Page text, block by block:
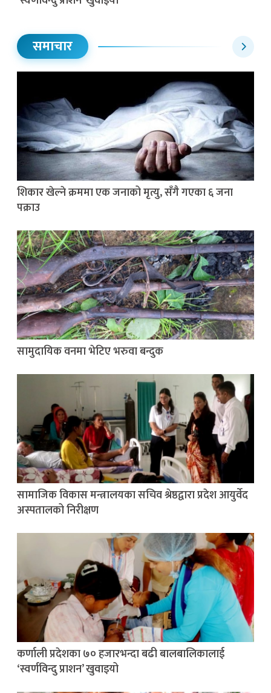
समाचार
शिकार खेल्ने क्रममा एक जनाको मृत्यु, सँगै गएका ६ जना
पक्राउ
सामुदायिक वनमा भेटिए भरुवा बन्दुक
सामाजिक विकास मन्त्रालयका सचिव श्रेष्ठद्वारा प्रदेश आयुर्वेद
अस्पतालको निरीक्षण
कर्णाली प्रदेशका ७० हजारभन्दा बढी बालबालिकालाई
‘स्वर्णविन्दु प्राशन’ खुवाइयो